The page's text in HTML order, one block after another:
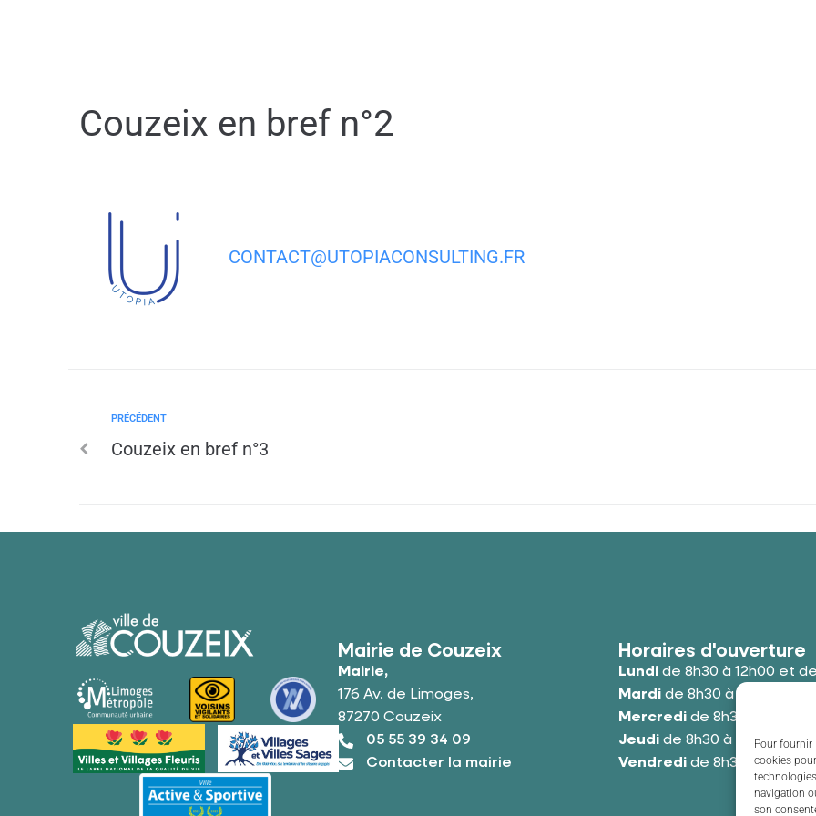
Pour fournir
cookies
navigation
son
Couzeix en bref n°2
CONTACT@UTOPIACONSULTING.FR
PRÉCÉDENT
Couzeix en bref n°3
Mairie de Couzeix
Mairie,
176 Av. de Limoges,
87270 Couzeix
05 55 39 34 09
Contacter la mairie
Horaires d'ouverture
Lundide 8h30 à 12h00 et de
Mardide 8h30 à 12h00 et de
Mercredide 8h30 à 12h00
Jeudide 8h30 à 12h00 et
Vendredide 8h30 à 12h00